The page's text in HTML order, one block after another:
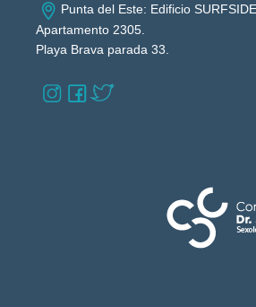
Punta del Este: Edificio
Apartamento 2305.
Playa Brava parada 33.